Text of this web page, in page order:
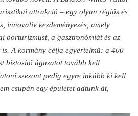
attrakció – egy olyan régiós és
innovatív kezdeményezés, amely
borturizmust, a gasztronómiát és az
A kormány célja egyértelmű: a 400
biztosító ágazatot tovább kell
szezont pedig egyre inkább ki kell
csupán egy épületet adtunk át,